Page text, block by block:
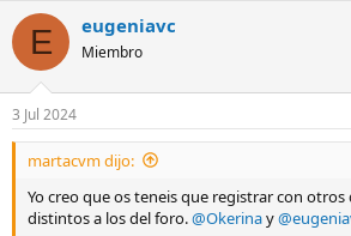
c
i
e
s
E eugeniavc
Miembro
3 Jul 2024
martacvm dijo:
Yo creo que os teneis que registrar con otros
distintos a los del foro.@Okerinay